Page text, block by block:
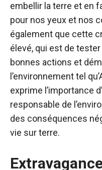
embellir la terre et en
pour nos yeux et nos
également que cette
élevé, qui est de
bonnes actions et
l’environnement tel
exprime l’importance
responsable de
des conséquences
vie sur terre.